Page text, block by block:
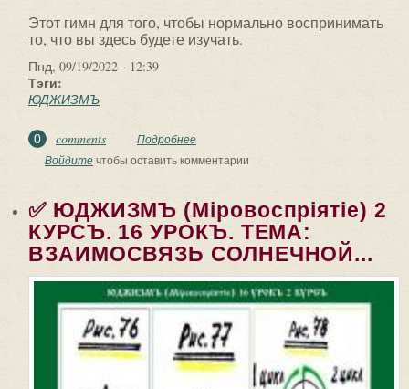
Этот гимн для того, чтобы нормально воспринимать
то, что вы здесь будете изучать.
Пнд, 09/19/2022 - 12:39
Тэги:
ЮДЖИЗМЪ
0 comments Подробнее
КУРС. 1 УРОКЪ. ТЕМА: ВВОДНОЕ
Войдитечтобы оставить комментарии
✅ ЮДЖИЗМЪ (Мiровоспрiятiе) 2
КУРСЪ. 16 УРОКЪ. ТЕМА:
ВЗАИМОСВЯЗЬ СОЛНЕЧНОЙ...